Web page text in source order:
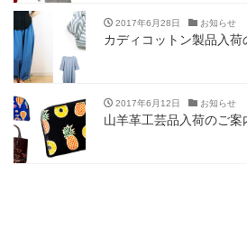
2017年6月28日 お知らせ
カディコットン製品入荷
2017年6月12日 お知らせ
山羊革工芸品入荷のご案